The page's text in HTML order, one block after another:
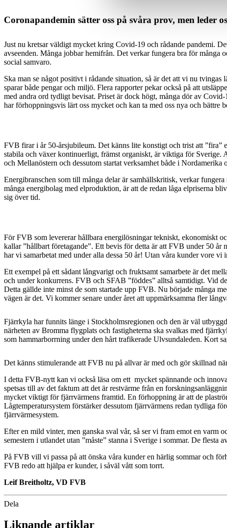
Coronapandemin sätter oss på svåra prov, men leder
Just nu kretsar väldigt mycket kring Covid-19 och rådande pandemi.
avseenden. Många jobbar hemifrån. Det verkar fungera bra för
social samvaro.
Ska man se något positivt i rådande situation, så är det att vi nu
sparar både pengar och miljö. Flera rapporter pekar också på att
med andra ord tydligt bevisat. Priset är dock högt, många dör av
har förhoppningsvis lärt oss mycket och kan ta med oss nya och bättre
FVB firar i år 50-årsjubileum. Det känns lite konstigt och trist att ”fira”
stabila och växer kontinuerligt, främst organiskt, är viktiga för Sverige.
och Mellanöstern och dessutom startat verksamhet både i Nordamerika
Energibranschen som till många delar är samhällskritisk, verkar
många energibolag med elproduktion, är att de redan låga elpriserna
sig över tid.
För FVB som levererar hållbara energilösningar tekniskt, ekonomiskt
kallar ”hållbart företagande”. Ett bevis för detta är att FVB under 50
har vi samarbetat med under alla dessa 50 år! Utan våra kunder vore vi
Ett exempel på ett sådant långvarigt och fruktsamt samarbete är det
och under konkurrens. FVB och SFAB ”föddes” alltså samtidigt. Vid
Detta gällde inte minst de som startade upp FVB. Nu började många
vägen är det. Vi kommer senare under året att uppmärksamma fler
Fjärrkyla har funnits länge i Stockholmsregionen och den är väl
närheten av Bromma flygplats och fastigheterna ska svalkas med
som hammarborrning under den hårt trafikerade Ulvsundaleden. Kort
Det känns stimulerande att FVB nu på allvar är med och gör skillnad
I detta FVB-nytt kan vi också läsa om ett mycket spännande och
spetsas till av det faktum att det är restvärme från en
mycket viktigt för fjärrvärmens framtid. En förhoppning är att de
Lågtemperatursystem förstärker dessutom fjärrvärmens redan tydliga
fjärrvärmesystem.
Efter en mild vinter, men ganska sval vår, så ser vi fram emot en varm
semestern i utlandet utan ”måste” stanna i Sverige i sommar. De
På FVB vill vi passa på att önska våra kunder en härlig sommar och
FVB redo att hjälpa er kunder, i såväl vått som torrt.
Leif Breitholtz, VD FVB
Dela
Liknande artiklar